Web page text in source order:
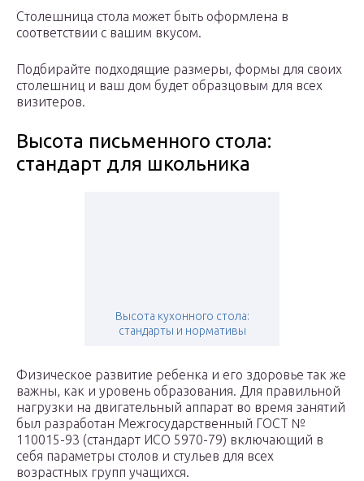
Столешница стола может быть оформлена в
соответствии с вашим вкусом.
Подбирайте подходящие размеры, формы для своих
столешниц и ваш дом будет образцовым для всех
визитеров.
Высота письменного стола:
стандарт для школьника
Высота кухонного стола:
стандарты и нормативы
Физическое развитие ребенка и его здоровье так же
важны, как и уровень образования. Для правильной
нагрузки на двигательный аппарат во время занятий
был разработан Межгосударственный ГОСТ №
110015-93 (стандарт ИСО 5970-79) включающий в
себя параметры столов и стульев для всех
возрастных групп учащихся.